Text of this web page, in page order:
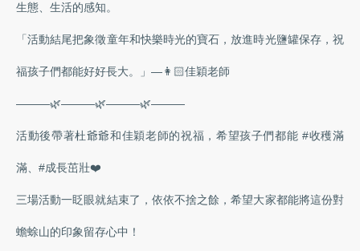
生態、生活的感知。
「活動結尾把象徵童年和快樂時光的寶石，放進時光鹽罐保存，祝
福孩子們都能好好長大。」—👩🏻佳穎老師
———🌿———🌿———🌿———
活動後帶著杜爺爺和佳穎老師的祝福，希望孩子們都能 #收穫滿
滿、#成長茁壯❤️
三場活動一眨眼就結束了，依依不捨之餘，希望大家都能將這份對
蟾蜍山的印象留存心中！